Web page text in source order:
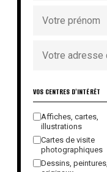
VOS CENTRES D'INTÉRÊT
Affiches, cartes,
illustrations
Cartes de visite
photographiques
Dessins, peintures,